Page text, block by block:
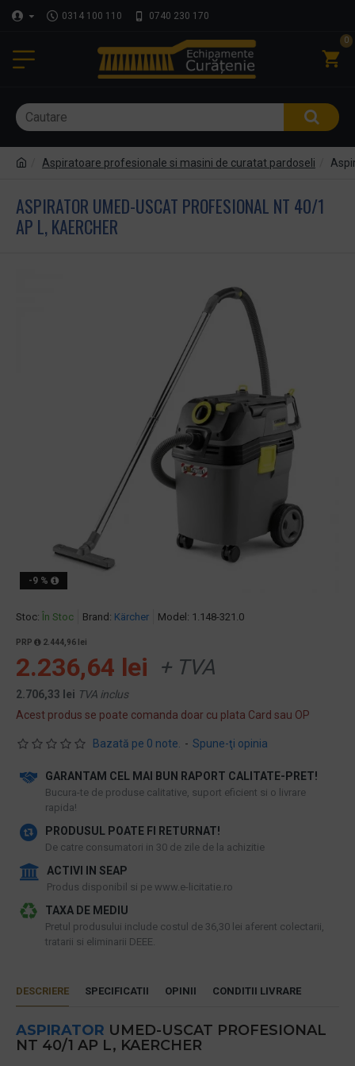
0314 100 110 0740 230 170
0
Aspiratoare profesionale si masini de curatat pardoseli
ASPIRATOR UMED-USCAT PROFESIONAL NT 40/1
AP L, KAERCHER
-9 %
Stoc: În Stoc Brand: Kärcher Model: 1.148-321.0
Bazată pe 0 note. - Spune-ţi opinia
PRP 2.444,96 lei
2.236,64 lei + TVA
2.706,33 lei TVA inclus
Acest produs se poate comanda doar cu plata Card sau OP
GARANTAM CEL MAI BUN RAPORT CALITATE-PRET!
​Bucura-te de produse calitative, suport eficient si o livrare
rapida!
PRODUSUL POATE FI RETURNAT!
De catre consumatori in 30 de zile de la achizitie
ACTIVI IN SEAP
Produs disponibil si pe www.e-licitatie.ro
TAXA DE MEDIU
Pretul produsului include costul de 36,30 lei aferent colectarii,
tratarii si eliminarii DEEE.
DESCRIERE SPECIFICATII OPINII CONDITII LIVRARE
ASPIRATOR UMED-USCAT PROFESIONAL
NT 40/1 AP L, KAERCHER